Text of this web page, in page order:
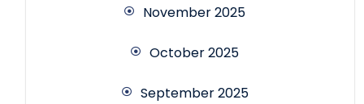
November 2025
October 2025
September 2025